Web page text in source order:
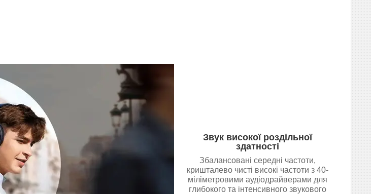
Звук високої роздільної
здатності
Збалансовані середні частоти,
кришталево чисті високі частоти з 40-
міліметровими аудіодрайверами для
глибокого та інтенсивного звукового